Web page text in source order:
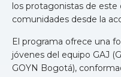
los protagonistas de
comunidades desde la
El programa ofrece una
jóvenes del equipo GAJ
GOYN Bogotá),